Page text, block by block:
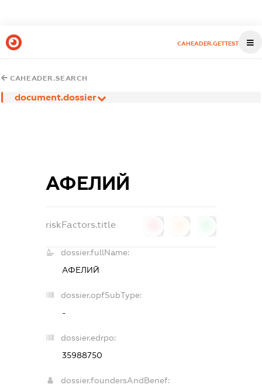
CAHEADER.GETTEST
CAHEADER.SEARCH
document.dossier
АФЕЛИЙ
riskFactors.title
dossier.fullName:
АФЕЛИЙ
dossier.opfSubType:
-
dossier.edrpo:
35988750
dossier.foundersAndBenef: